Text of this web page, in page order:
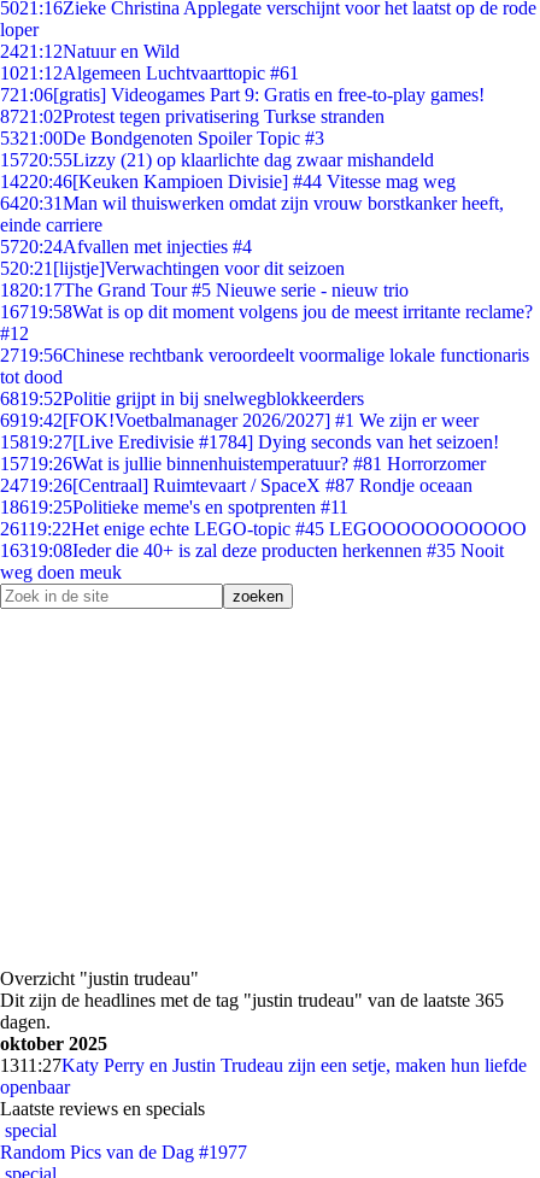
5021:16Zieke Christina Applegate verschijnt voor het laatst op de rode
loper
2421:12Natuur en Wild
1021:12Algemeen Luchtvaarttopic #61
721:06[gratis] Videogames Part 9: Gratis en free-to-play games!
8721:02Protest tegen privatisering Turkse stranden
5321:00De Bondgenoten Spoiler Topic #3
15720:55Lizzy (21) op klaarlichte dag zwaar mishandeld
14220:46[Keuken Kampioen Divisie] #44 Vitesse mag weg
6420:31Man wil thuiswerken omdat zijn vrouw borstkanker heeft,
einde carriere
5720:24Afvallen met injecties #4
520:21 [lijstje]Verwachtingen voor dit seizoen
1820:17The Grand Tour #5 Nieuwe serie - nieuw trio
16719:58Wat is op dit moment volgens jou de meest irritante reclame?
#12
2719:56Chinese rechtbank veroordeelt voormalige lokale functionaris
tot dood
6819:52Politie grijpt in bij snelwegblokkeerders
6919:42[FOK!Voetbalmanager 2026/2027] #1 We zijn er weer
15819:27[Live Eredivisie #1784] Dying seconds van het seizoen!
15719:26Wat is jullie binnenhuistemperatuur? #81 Horrorzomer
24719:26[Centraal] Ruimtevaart / SpaceX #87 Rondje oceaan
18619:25Politieke meme's en spotprenten #11
26119:22Het enige echte LEGO-topic #45 LEGOOOOOOOOOOO
16319:08Ieder die 40+ is zal deze producten herkennen #35 Nooit
weg doen meuk
Overzicht "justin trudeau"
Dit zijn de headlines met de tag "justin trudeau" van de laatste 365
dagen.
oktober 2025
1311:27Katy Perry en Justin Trudeau zijn een setje, maken hun liefde
openbaar
Laatste reviews en specials
special
Random Pics van de Dag #1977
special